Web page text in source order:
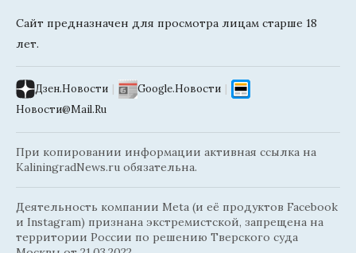
Сайт предназначен для просмотра лицам старше 18
лет.
Дзен.Новости | Google.Новости |
Новости@Mail.Ru
При копировании информации активная ссылка на
KaliningradNews.ru обязательна.
Деятельность компании Meta (и её продуктов Facebook
и Instagram) признана экстремистской, запрещена на
территории России по решению Тверского суда